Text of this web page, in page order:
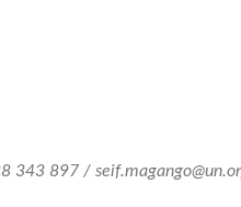
343 897 /